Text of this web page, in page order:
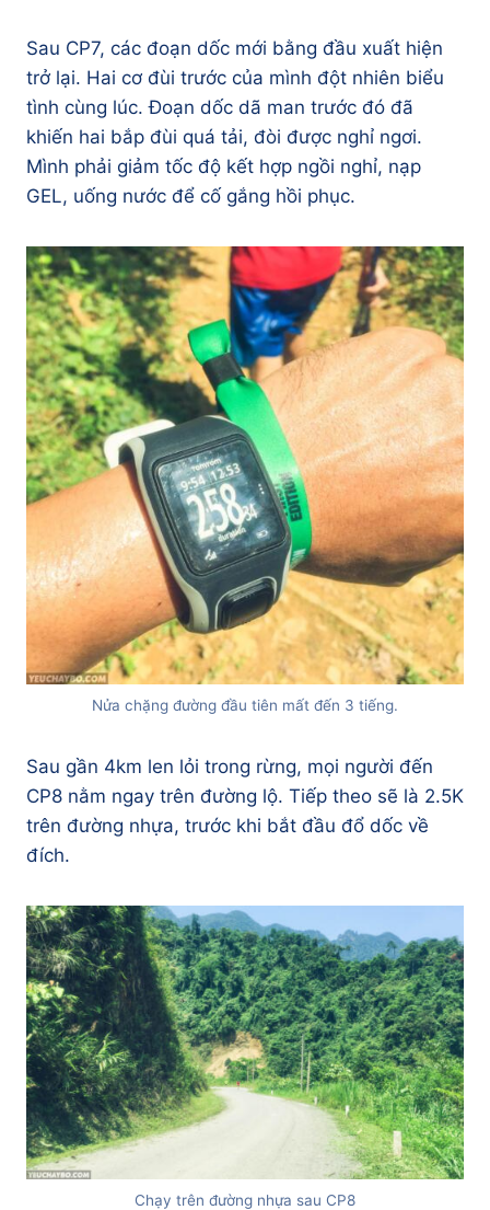
Sau CP7, các đoạn dốc mới bằng đầu xuất hiện
trở lại. Hai cơ đùi trước của mình đột nhiên biểu
tình cùng lúc. Đoạn dốc dã man trước đó đã
khiến hai bắp đùi quá tải, đòi được nghỉ ngơi.
Mình phải giảm tốc độ kết hợp ngồi nghỉ, nạp
GEL, uống nước để cố gắng hồi phục.
Nửa chặng đường đầu tiên mất đến 3 tiếng.
Sau gần 4km len lỏi trong rừng, mọi người đến
CP8 nằm ngay trên đường lộ. Tiếp theo sẽ là 2.5K
trên đường nhựa, trước khi bắt đầu đổ dốc về
đích.
Chạy trên đường nhựa sau CP8